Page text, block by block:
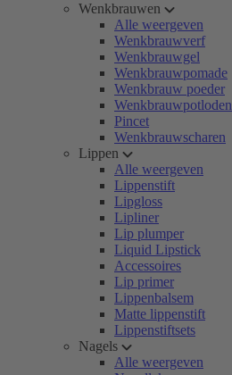
Wenkbrauwen
Alle weergeven
Wenkbrauwverf
Wenkbrauwgel
Wenkbrauwpomade
Wenkbrauw poeder
Wenkbrauwpotloden
Pincet
Wenkbrauwscharen
Lippen
Alle weergeven
Lippenstift
Lipgloss
Lipliner
Lip plumper
Liquid Lipstick
Accessoires
Lip primer
Lippenbalsem
Matte lippenstift
Lippenstiftsets
Nagels
Alle weergeven